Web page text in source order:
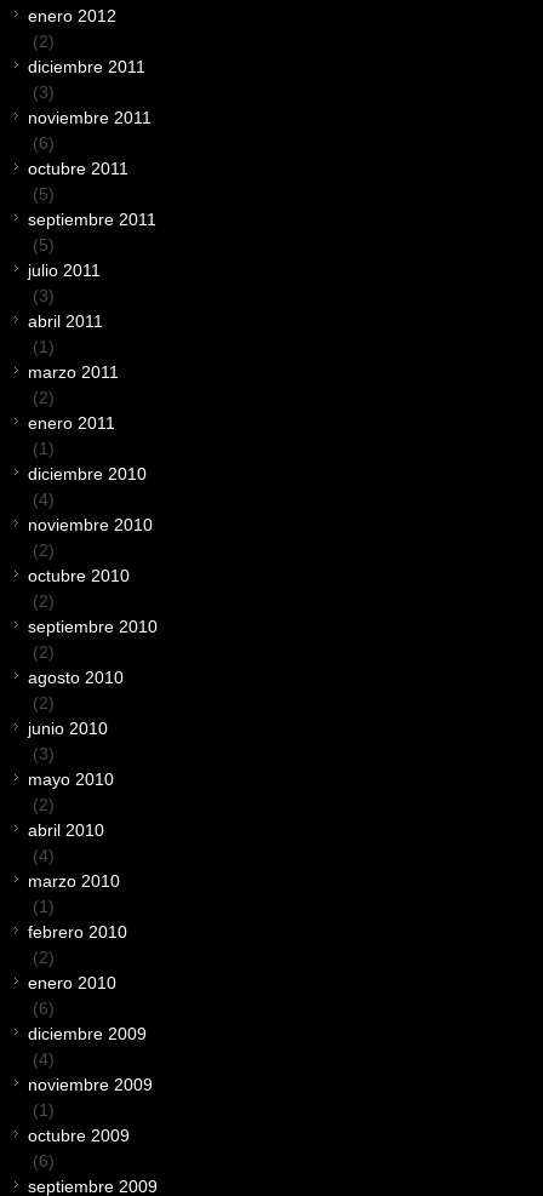
enero 2012
(2)
diciembre 2011
(3)
noviembre 2011
(6)
octubre 2011
(5)
septiembre 2011
(5)
julio 2011
(3)
abril 2011
(1)
marzo 2011
(2)
enero 2011
(1)
diciembre 2010
(4)
noviembre 2010
(2)
octubre 2010
(2)
septiembre 2010
(2)
agosto 2010
(2)
junio 2010
(3)
mayo 2010
(2)
abril 2010
(4)
marzo 2010
(1)
febrero 2010
(2)
enero 2010
(6)
diciembre 2009
(4)
noviembre 2009
(1)
octubre 2009
(6)
septiembre 2009